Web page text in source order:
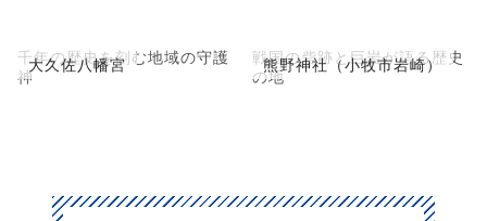
大久佐八幡宮
千年の歴史を刻む地域の守護
神
熊野神社（小牧市岩崎）
戦国の砦跡と巨岩が語る歴史
の地